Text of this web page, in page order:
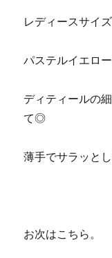
レディースサイ
パステルイエロ
ディティールの
て◎
薄手でサラッと
お次はこちら。